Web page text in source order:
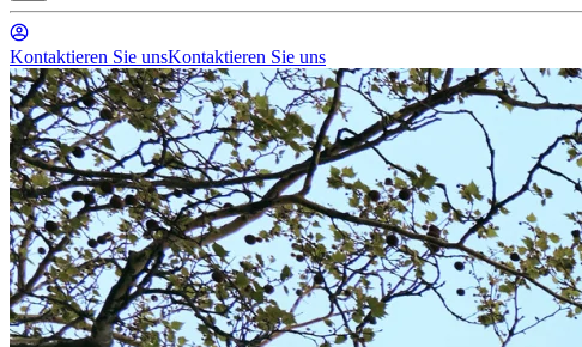
Kontaktieren Sie unsKontaktieren Sie uns